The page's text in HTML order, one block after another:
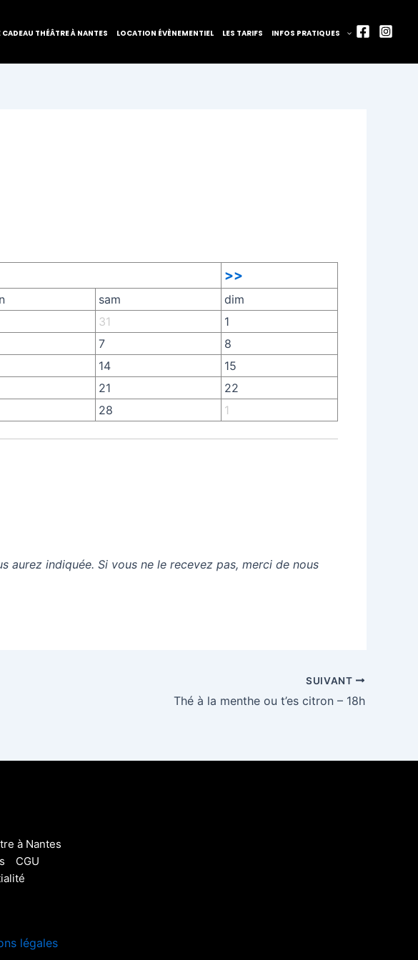
CADEAU THÉÂTRE À NANTES LOCATION ÉVÈNEMENTIEL LES TARIFS INFOS PRATIQUES
>>
sam
dim
31
1
7
8
14
15
21
22
28 1
aurez indiquée. Si vous ne le recevez pas, merci de nous
SUIVANT
Thé à la menthe ou t’es citron – 18h
à Nantes
CGU
légales